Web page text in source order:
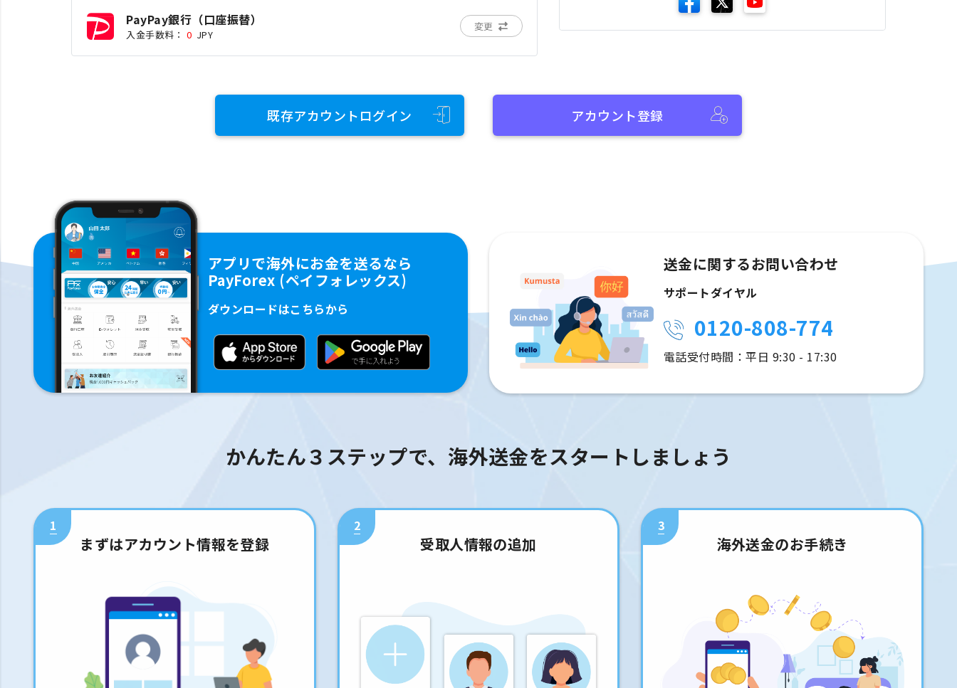
PayPay銀行（口座振替）
入金手数料： 0 JPY
変更
既存アカウントログイン アカウント登録
アプリで海外にお金を送るなら
PayForex (ペイフォレックス)
ダウンロードはこちらから
送金に関するお問い合わせ
サポートダイヤル
0120-808-774
電話受付時間：平日 9:30 - 17:30
かんたん３ステップで、海外送金をスタートしましょう
1
まずはアカウント情報を登録
2
受取人情報の追加
3
海外送金のお手続き